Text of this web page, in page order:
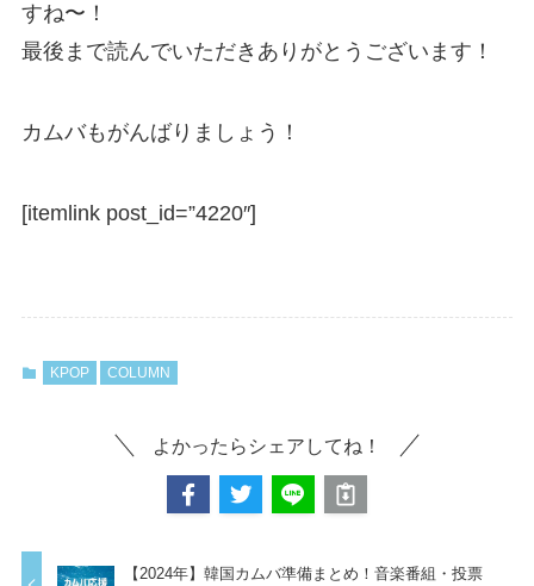
すね〜！
最後まで読んでいただきありがとうございます！
カムバもがんばりましょう！
[itemlink post_id=”4220″]
KPOP COLUMN
よかったらシェアしてね！
【2024年】韓国カムバ準備まとめ！音楽番組・投票